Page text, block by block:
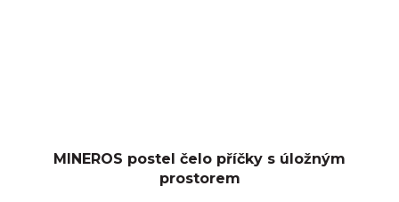
MINEROS postel čelo příčky s úložným
prostorem